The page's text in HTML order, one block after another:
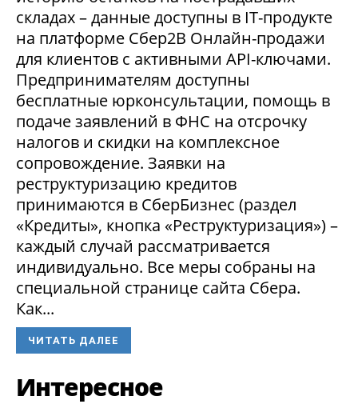
складах – данные доступны в IT-продукте
на платформе Сбер2В Онлайн-продажи
для клиентов с активными API-ключами.
Предпринимателям доступны
бесплатные юрконсультации, помощь в
подаче заявлений в ФНС на отсрочку
налогов и скидки на комплексное
сопровождение. Заявки на
реструктуризацию кредитов
принимаются в СберБизнес (раздел
«Кредиты», кнопка «Реструктуризация») –
каждый случай рассматривается
индивидуально. Все меры собраны на
специальной странице сайта Сбера.
Как...
ЧИТАТЬ ДАЛЕЕ
Интересное